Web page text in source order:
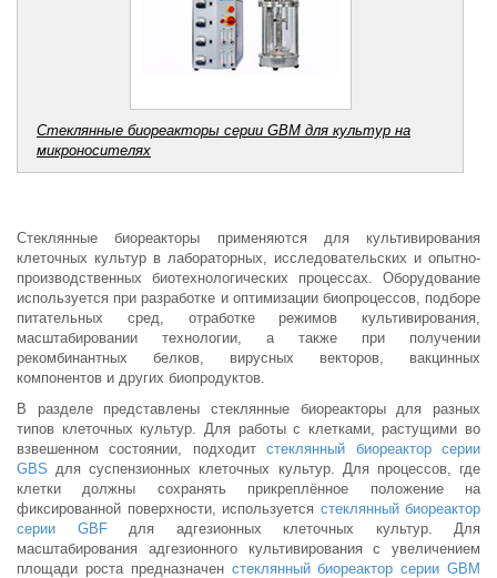
Стеклянные биореакторы серии GBM для культур на
микроносителях
Стеклянные биореакторы применяются для культивирования
клеточных культур в лабораторных, исследовательских и опытно-
производственных биотехнологических процессах. Оборудование
используется при разработке и оптимизации биопроцессов, подборе
питательных сред, отработке режимов культивирования,
масштабировании технологии, а также при получении
рекомбинантных белков, вирусных векторов, вакцинных
компонентов и других биопродуктов.
В разделе представлены стеклянные биореакторы для разных
типов клеточных культур. Для работы с клетками, растущими во
взвешенном состоянии, подходитстеклянный биореактор серии
GBS для суспензионных клеточных культур. Для процессов, где
клетки должны сохранять прикреплённое положение на
фиксированной поверхности, используется стеклянный биореактор
серии GBFдля адгезионных клеточных культур. Для
масштабирования адгезионного культивирования с увеличением
площади роста предназначен стеклянный биореактор серии GBM